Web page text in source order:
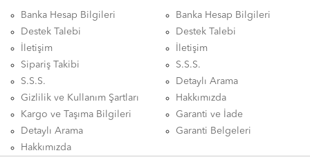
Banka Hesap Bilgileri
Destek Talebi
İletişim
Sipariş Takibi
S.S.S.
Gizlilik ve Kullanım Şartları
Kargo ve Taşıma Bilgileri
Detaylı Arama
Hakkımızda
Banka Hesap Bilgileri
Destek Talebi
İletişim
S.S.S.
Detaylı Arama
Hakkımızda
Garanti ve İade
Garanti Belgeleri